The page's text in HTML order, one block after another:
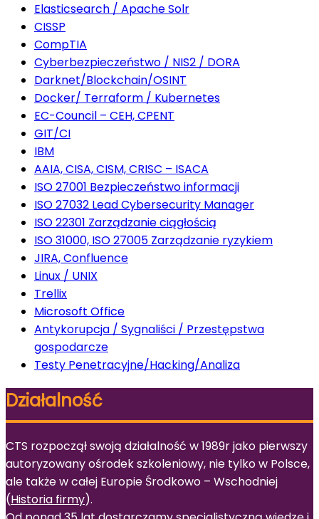
Elasticsearch / Apache Solr
CISSP
CompTIA
Cyberbezpieczeństwo / NIS2 / DORA
Darknet/Blockchain/OSINT
Docker/ Terraform / Kubernetes
EC-Council – CEH, CPENT
GIT/CI
IBM
AAIA, CISA, CISM, CRISC – ISACA
ISO 27001 Bezpieczeństwo informacji
ISO 27032 Lead Cybersecurity Manager
ISO 22301 Zarządzanie ciągłością
ISO 31000, ISO 27005 Zarządzanie ryzykiem
JIRA, Confluence
Linux / UNIX
Trellix
Microsoft Office
Antykorupcja / Sygnaliści / Przestępstwa
gospodarcze
Testy Penetracyjne/Hacking/Analiza
Działalność
CTS rozpoczął swoją działalność w 1989r jako pierwszy
autoryzowany ośrodek szkoleniowy, nie tylko w Polsce,
ale także w całej Europie Środkowo – Wschodniej
(Historia firmy).